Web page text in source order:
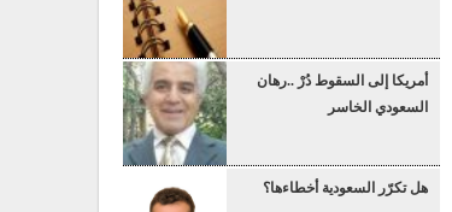
أمريكا إلى السقوط دُرْ ..رهان
السعودي الخاسر
هل تكرّر السعودية أخطاءها؟